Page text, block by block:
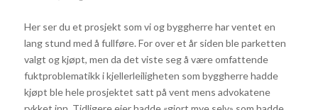
Her ser du et prosjekt som vi og byggherre har ventet en
lang stund med å fullføre. For over et år siden ble parketten
valgt og kjøpt, men da det viste seg å være omfattende
fuktproblematikk i kjellerleiligheten som byggherre hadde
kjøpt ble hele prosjektet satt på vent mens advokatene